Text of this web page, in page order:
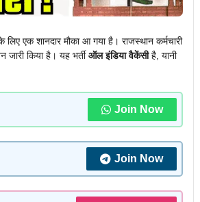
एक शानदार मौका आ गया है। राजस्थान कर्मचारी
जारी किया है। यह भर्तीऑल इंडिया वैकेंसीहै, यानी
Join Now
Join Now